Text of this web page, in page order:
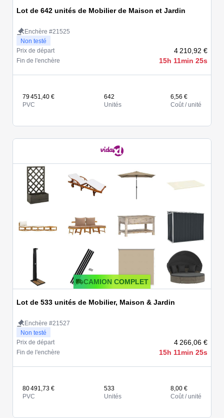
Lot de 642 unités de Mobilier de Maison et Jardin
Enchère #21525
Non testé
Prix de départ
4 210,92 €
Fin de l'enchère 15h 11min 25s
79 451,40 €
PVC
642
Unités
6,56 €
Coût / unité
CAMION COMPLET
Lot de 533 unités de Mobilier, Maison & Jardin
Enchère #21527
Non testé
Prix de départ
4 266,06 €
Fin de l'enchère 15h 11min 25s
80 491,73 €
PVC
533
Unités
8,00 €
Coût / unité